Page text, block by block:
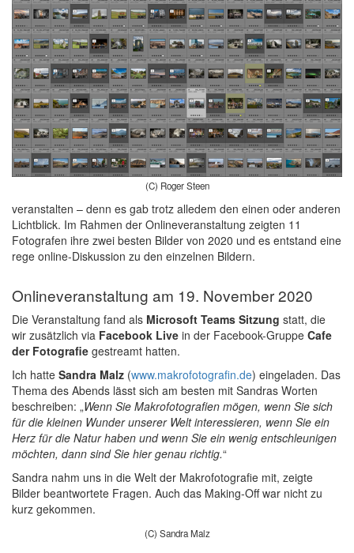
(C) Roger Steen
veranstalten – denn es gab trotz alledem den einen oder anderen
Lichtblick. Im Rahmen der Onlineveranstaltung zeigten 11
Fotografen ihre zwei besten Bilder von 2020 und es entstand eine
rege online-Diskussion zu den einzelnen Bildern.
Onlineveranstaltung am 19. November 2020
Die Veranstaltung fand als Microsoft Teams Sitzung statt, die
wir zusätzlich via Facebook Live in der Facebook-Gruppe Cafe
der Fotografie gestreamt hatten.
Ich hatte Sandra Malz (www.makrofotografin.de) eingeladen. Das
Thema des Abends lässt sich am besten mit Sandras Worten
beschreiben: „Wenn Sie Makrofotografien mögen, wenn Sie sich
für die kleinen Wunder unserer Welt interessieren, wenn Sie ein
Herz für die Natur haben und wenn Sie ein wenig entschleunigen
möchten, dann sind Sie hier genau richtig.“
Sandra nahm uns in die Welt der Makrofotografie mit, zeigte
Bilder beantwortete Fragen. Auch das Making-Off war nicht zu
kurz gekommen.
(C) Sandra Malz